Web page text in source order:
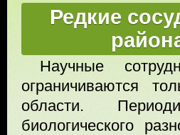
Редкие
Научные
ограничиваются
области.
биологического